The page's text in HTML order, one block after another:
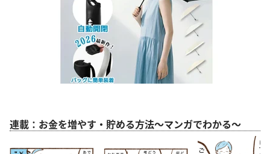
連載：お金を増やす・貯める方法～マンガでわかる～